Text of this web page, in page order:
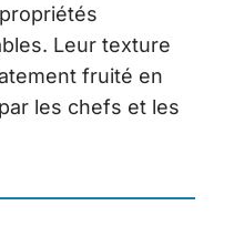
Leur texture
fruité en
les chefs et les